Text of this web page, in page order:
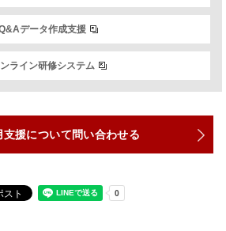
データ作成支援
ライン研修システム
支援について問い合わせる